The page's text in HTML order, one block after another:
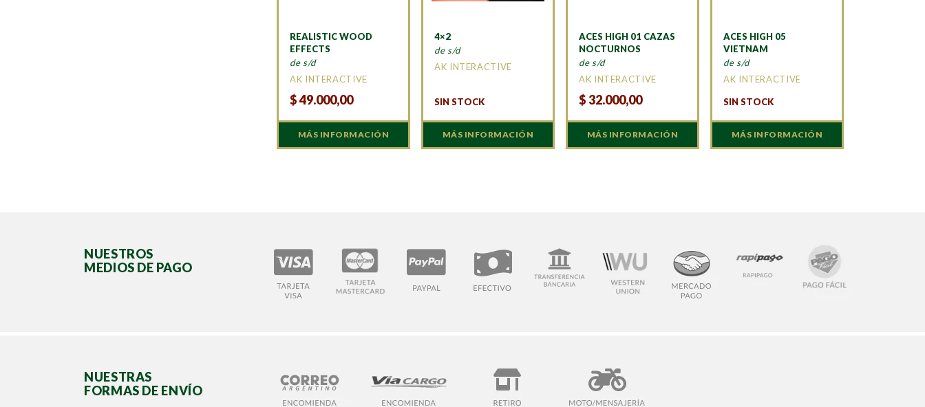
REALISTIC WOOD
EFFECTS
de s/d
AK INTERACTIVE
$49.000,00
MÁS INFORMACIÓN
4×2
de s/d
AK INTERACTIVE
SIN STOCK
MÁS INFORMACIÓN
ACES HIGH 01 CAZAS
NOCTURNOS
de s/d
AK INTERACTIVE
$32.000,00
MÁS INFORMACIÓN
ACES HIGH 05
VIETNAM
de s/d
AK INTERACTIVE
SIN STOCK
MÁS INFORMACIÓN
NUESTROS
MEDIOS DE PAGO
NUESTRAS
FORMAS DE ENVÍO